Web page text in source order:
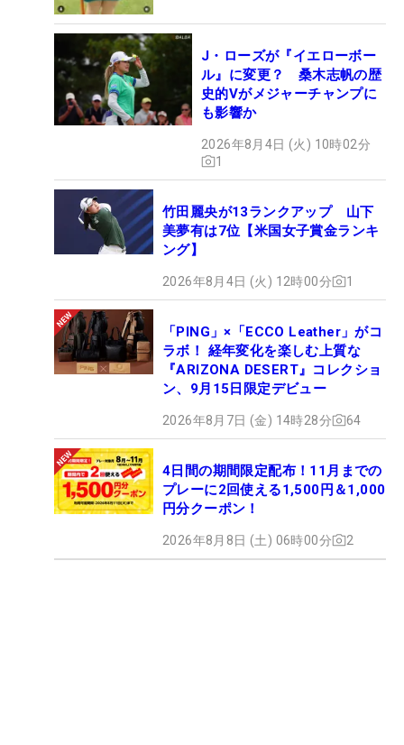
J・ローズが『イエローボー
ル』に変更？ 桑木志帆の歴
史的Vがメジャーチャンプに
も影響か
2026年8月4日 (火) 10時02分
1
竹田麗央が13ランクアップ 山下
美夢有は7位【米国女子賞金ランキ
ング】
2026年8月4日 (火) 12時00分 1
「PING」×「ECCO Leather」がコ
ラボ！ 経年変化を楽しむ上質な
『ARIZONA DESERT』コレクショ
ン、9月15日限定デビュー
2026年8月7日 (金) 14時28分 64
4日間の期間限定配布！11月までの
プレーに2回使える1,500円＆1,000
円分クーポン！
2026年8月8日 (土) 06時00分 2